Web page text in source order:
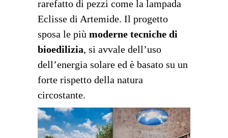
rarefatto di pezzi come la lampada
Eclisse di Artemide. Il progetto
sposa le più moderne tecniche di
bioedilizia, si avvale dell’uso
dell’energia solare ed è basato su un
forte rispetto della natura
circostante.